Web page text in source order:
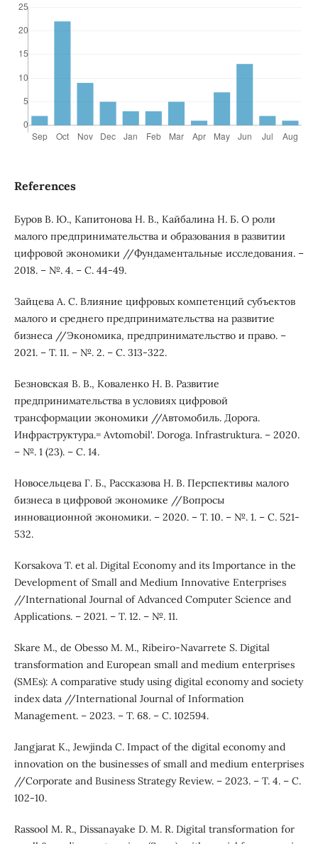
References
Буров В. Ю., Капитонова Н. В., Кайбалина Н. Б. О роли
малого предпринимательства и образования в развитии
цифровой экономики //Фундаментальные исследования. –
2018. – №. 4. – С. 44-49.
Зайцева А. С. Влияние цифровых компетенций субъектов
малого и среднего предпринимательства на развитие
бизнеса //Экономика, предпринимательство и право. –
2021. – Т. 11. – №. 2. – С. 313-322.
Безновская В. В., Коваленко Н. В. Развитие
предпринимательства в условиях цифровой
трансформации экономики //Автомобиль. Дорога.
Инфраструктура.= Avtomobil'. Doroga. Infrastruktura. – 2020.
– №. 1 (23). – С. 14.
Новосельцева Г. Б., Рассказова Н. В. Перспективы малого
бизнеса в цифровой экономике //Вопросы
инновационной экономики. – 2020. – Т. 10. – №. 1. – С. 521-
532.
Korsakova T. et al. Digital Economy and its Importance in the
Development of Small and Medium Innovative Enterprises
//International Journal of Advanced Computer Science and
Applications. – 2021. – Т. 12. – №. 11.
Skare M., de Obesso M. M., Ribeiro-Navarrete S. Digital
transformation and European small and medium enterprises
(SMEs): A comparative study using digital economy and society
index data //International Journal of Information
Management. – 2023. – Т. 68. – С. 102594.
Jangjarat K., Jewjinda C. Impact of the digital economy and
innovation on the businesses of small and medium enterprises
//Corporate and Business Strategy Review. – 2023. – Т. 4. – С.
102-10.
Rassool M. R., Dissanayake D. M. R. Digital transformation for